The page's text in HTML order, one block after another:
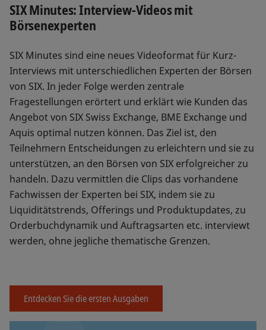
SIX Minutes: Interview-Videos mit
Börsenexperten
SIX Minutes sind eine neues Videoformat für Kurz-
Interviews mit unterschiedlichen Experten der Börsen
von SIX. In jeder Folge werden zentrale
Fragestellungen erörtert und erklärt wie Kunden das
Angebot von SIX Swiss Exchange, BME Exchange und
Aquis optimal nutzen können. Das Ziel ist, den
Teilnehmern Entscheidungen zu erleichtern und sie zu
unterstützen, an den Börsen von SIX erfolgreicher zu
handeln. Dazu vermittlen die Clips das vorhandene
Fachwissen der Experten bei SIX, indem sie zu
Liquiditätstrends, Offerings und Produktupdates, zu
Orderbuchdynamik und Auftragsarten etc. interviewt
werden, ohne jegliche thematische Grenzen.
Entdecken Sie die ersten Ausgaben